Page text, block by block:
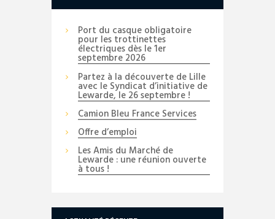
Port du casque obligatoire
pour les trottinettes
électriques dès le 1er
septembre 2026
Partez à la découverte de Lille
avec le Syndicat d’initiative de
Lewarde, le 26 septembre !
Camion Bleu France Services
Offre d’emploi
Les Amis du Marché de
Lewarde : une réunion ouverte
à tous !